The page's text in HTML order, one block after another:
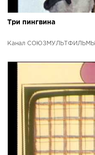
Три пингвина
Канал СОЮЗМУЛЬТФИЛЬМЫ